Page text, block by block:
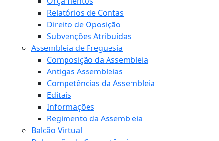
Relatórios de Contas
Direito de Oposição
Subvenções Atribuídas
Assembleia de Freguesia
Composição da Assembleia
Antigas Assembleias
Competências da Assembleia
Editais
Informações
Regimento da Assembleia
Balcão Virtual